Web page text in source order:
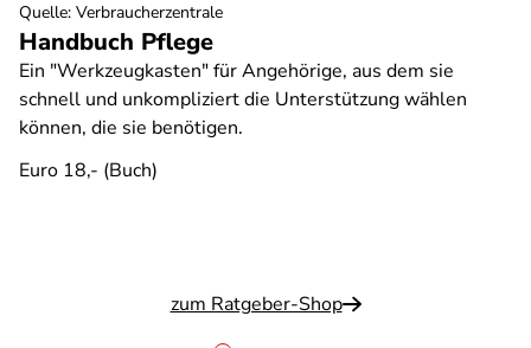
Handbuch Pflege
Ein "Werkzeugkasten" für Angehörige, aus dem sie
schnell und unkompliziert die Unterstützung wählen
können, die sie benötigen.
Euro 18,- (Buch)
zum Ratgeber-Shop
Quelle: Verbraucherzentrale